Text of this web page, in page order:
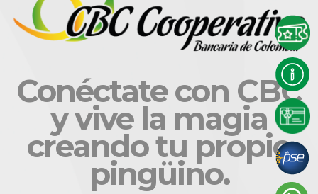
Conéctate con CBC
y vive la magia
creando tu propio
pingüino.